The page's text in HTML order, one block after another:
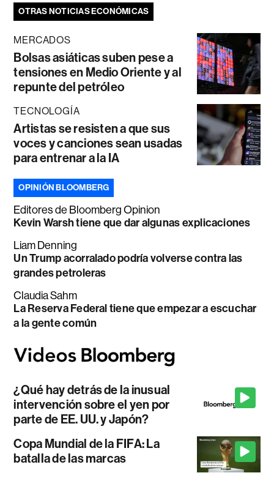
OTRAS NOTICIAS ECONÓMICAS
MERCADOS
Bolsas asiáticas suben pese a
tensiones en Medio Oriente y al
repunte del petróleo
TECNOLOGÍA
Artistas se resisten a que sus
voces y canciones sean usadas
para entrenar a la IA
OPINIÓN BLOOMBERG
Editores de Bloomberg Opinion
Kevin Warsh tiene que dar algunas explicaciones
Liam Denning
Un Trump acorralado podría volverse contra las
grandes petroleras
Claudia Sahm
La Reserva Federal tiene que empezar a escuchar
a la gente común
¿Qué hay detrás de la inusual
intervención sobre el yen por
parte de EE. UU. y Japón?
Copa Mundial de la FIFA: La
batalla de las marcas